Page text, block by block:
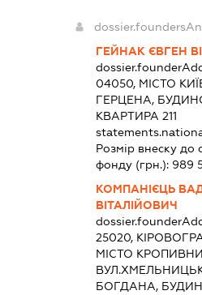
ГЕЙНАК ЄВГЕН
04050, МІСТО
ГЕРЦЕНА,
КВАРТИРА 211
Розмір внеску до
фонду (грн.): 989
КОМПАНІЄЦЬ
ВІТАЛІЙОВИЧ
25020,
МІСТО
БОГДАНА,